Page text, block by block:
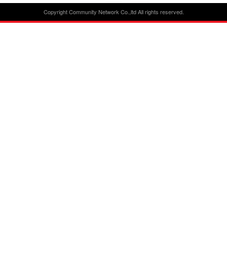
Copyright Community Network Co.,ltd All rights reserved.